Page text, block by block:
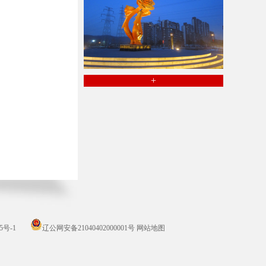
+
号-1 辽公网安备21040402000001号 网站地图